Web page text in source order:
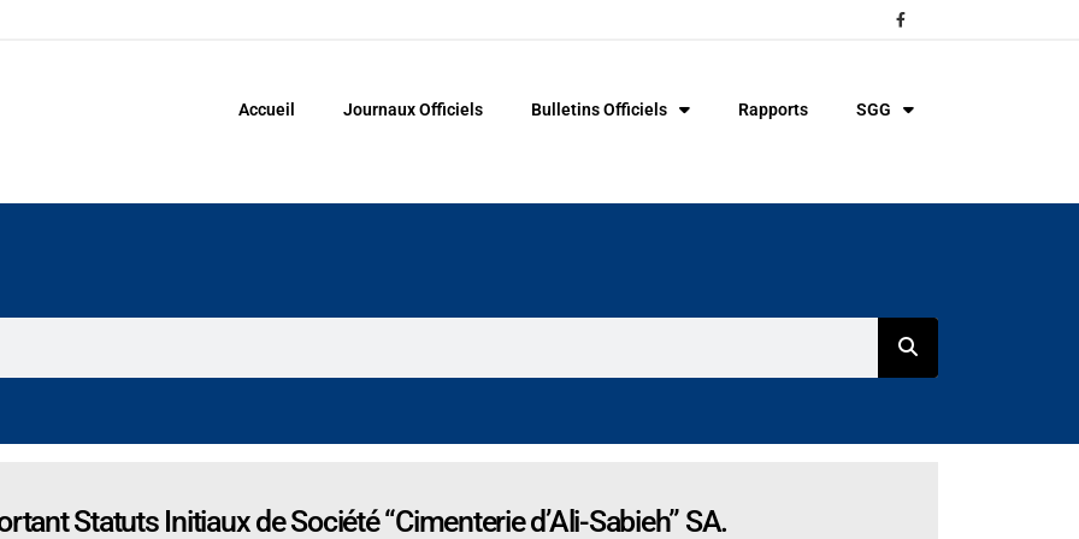
Accueil Journaux Officiels Bulletins Officiels Rapports SGG
Statuts Initiaux de Société “Cimenterie d’Ali-Sabieh” SA.